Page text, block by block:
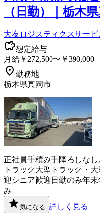
（日勤）｜栃木
大友ロジスティクスサー
想定給与
月給￥272,500〜￥390,000
勤務地
栃木県真岡市
正社員手積み手降ろしなし
トラック大型トラック・大
迎 シニア歓迎 日勤のみ年末
み
気になる 詳しく見る